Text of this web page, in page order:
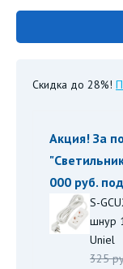
Скидка до 28%!
Акция! За
"
000 руб.
S-
шнур
Uniel
325